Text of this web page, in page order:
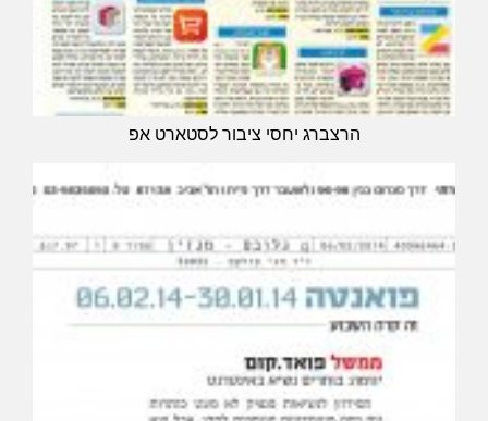
הרצברג יחסי ציבור לסטארט אפ